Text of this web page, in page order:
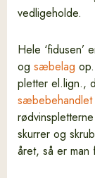
vedligeholde.
Hele ‘fidusen’
og sæbelag
pletter el.lign.,
sæbebehandlet
skurrer og
året, så er man